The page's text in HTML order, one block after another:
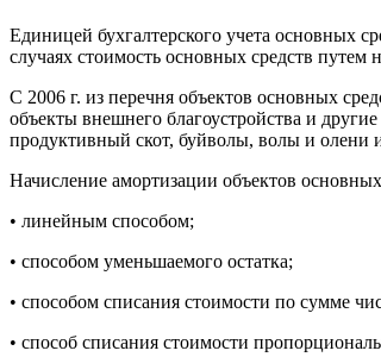
Единицей бухгалтерского учета основных
случаях стоимость основных средств путем
С 2006 г. из перечня объектов основных
объекты внешнего благоустройства и
продуктивный скот, буйволы, волы и олени
Начисление амортизации объектов
• линейным способом;
• способом уменьшаемого остатка;
• способом списания стоимости по сумме
• способ списания стоимости